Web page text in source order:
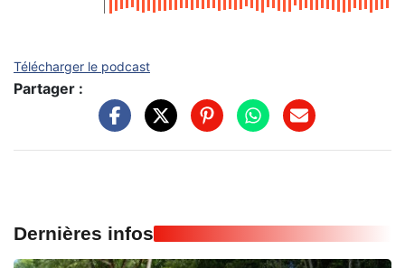
Télécharger le podcast
Partager :
Dernières infos